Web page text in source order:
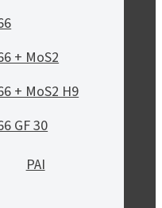
+ MoS2
+ MoS2 H9
GF 30
PAI